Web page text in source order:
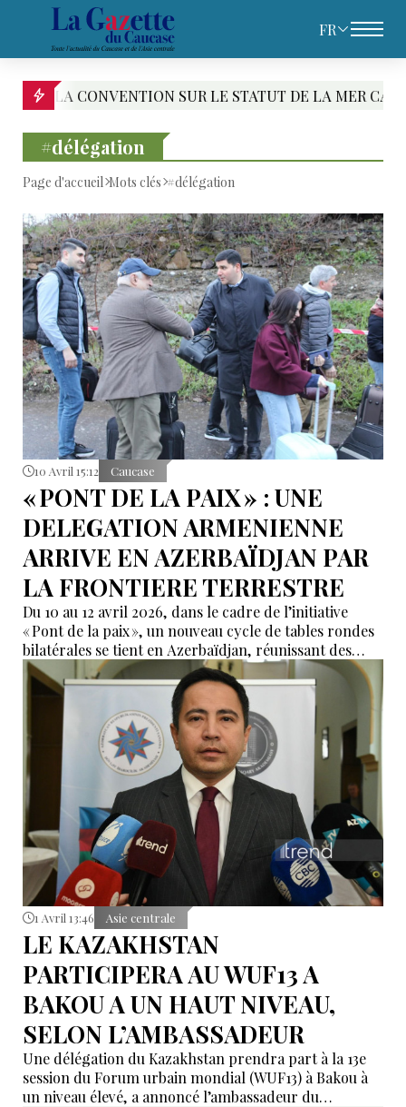
FR
SUR LE STATUT DE LA MER CASPIENNE : LE
#délégation
Page d'accueil Mots clés #délégation
10 Avril 15:12 Caucase
« PONT DE LA PAIX » : UNE
DELEGATION ARMENIENNE
ARRIVE EN AZERBAÏDJAN PAR
LA FRONTIERE TERRESTRE
Du 10 au 12 avril 2026, dans le cadre de l’initiative
« Pont de la paix », un nouveau cycle de tables rondes
bilatérales se tient en Azerbaïdjan, réunissant des
représentants de la société civile des deux pays.
1 Avril 13:46 Asie centrale
LE KAZAKHSTAN
PARTICIPERA AU WUF13 A
BAKOU A UN HAUT NIVEAU,
SELON L’AMBASSADEUR
Une délégation du Kazakhstan prendra part à la 13e
session du Forum urbain mondial (WUF13) à Bakou à
un niveau élevé, a annoncé l’ambassadeur du